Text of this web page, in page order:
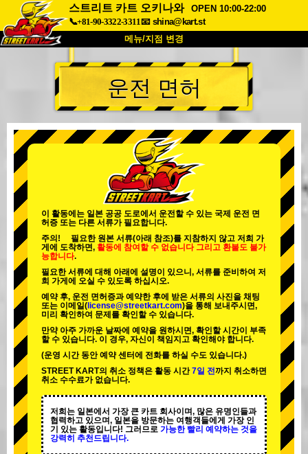
스트리트 카트 오키나와
OPEN 10:00-22:00
📞+81-90-3322-3311📧 shina@kart.st
메뉴/지점 변경
최상단
소개 사양 가격
회사 정보 예약
지점 변경
도쿄 시나가와 #1
도쿄 아키하바라#2 도쿄 시부야
도쿄 시부야 애넥스
도쿄 아사쿠사 오사카
오키나와
운전 면허
이 활동에는 일본 공공 도로에서 운전할 수 있는 국제 운전 면
허증 또는 다른 서류가 필요합니다.
주의! 필요한 원본 서류(아래 참조)를 지참하지 않고 저희 가
게에 도착하면, 활동에 참여할 수 없습니다 그리고 환불도 불가
능합니다.
필요한 서류에 대해 아래에 설명이 있으니, 서류를 준비하여 저
희 가게에 오실 수 있도록 하십시오.
예약 후, 운전 면허증과 예약한 후에 받은 서류의 사진을 채팅
또는 이메일( license@streetkart.com)을 통해 보내주시면,
미리 확인하여 문제를 확인할 수 있습니다.
만약 아주 가까운 날짜에 예약을 원하시면, 확인할 시간이 부족
할 수 있습니다. 이 경우, 자신이 책임지고 확인해야 합니다.
(운영 시간 동안 예약 센터에 전화를 하실 수도 있습니다.)
STREET KART의 취소 정책은 활동 시간7일 전까지 취소하면
취소 수수료가 없습니다.
저희는 일본에서 가장 큰 카트 회사이며, 많은 유명인들과
협력하고 있으며, 일본을 방문하는 여행객들에게 가장 인
기 있는 활동입니다! 그러므로 가능한 빨리 예약하는 것을
강력히 추천드립니다.